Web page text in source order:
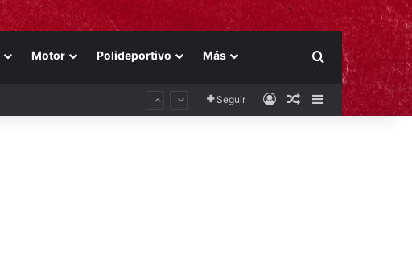
Motor Polideportivo Más Buscar por
Seguir AccesoPublicación al
Barra lateral